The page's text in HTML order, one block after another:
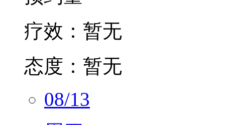
疗效：
态度：
暂无
08/13
周四